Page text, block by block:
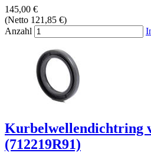
145,00 €
(Netto 121,85 €)
Anzahl
Kurbelwellendichtring
(712219R91)